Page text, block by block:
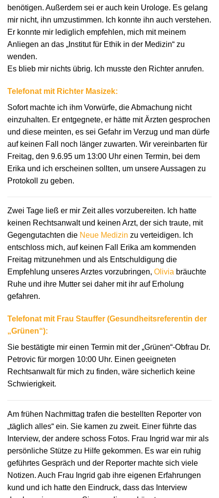
benötigen. Außerdem sei er auch kein Urologe. Es gelang
mir nicht, ihn umzustimmen. Ich konnte ihn auch verstehen.
Er konnte mir lediglich empfehlen, mich mit meinem
Anliegen an das „Institut für Ethik in der Medizin“ zu
wenden.
Es blieb mir nichts übrig. Ich musste den Richter anrufen.
Telefonat mit Richter Masizek:
Sofort machte ich ihm Vorwürfe, die Abmachung nicht
einzuhalten. Er entgegnete, er hätte mit Ärzten gesprochen
und diese meinten, es sei Gefahr im Verzug und man dürfe
auf keinen Fall noch länger zuwarten. Wir vereinbarten für
Freitag, den 9.6.95 um 13:00 Uhr einen Termin, bei dem
Erika und ich erscheinen sollten, um unsere Aussagen zu
Protokoll zu geben.
Zwei Tage ließ er mir Zeit alles vorzubereiten. Ich hatte
keinen Rechtsanwalt und keinen Arzt, der sich traute, mit
Gegengutachten die Neue Medizin zu verteidigen. Ich
entschloss mich, auf keinen Fall Erika am kommenden
Freitag mitzunehmen und als Entschuldigung die
Empfehlung unseres Arztes vorzubringen, Olivia bräuchte
Ruhe und ihre Mutter sei daher mit ihr auf Erholung
gefahren.
Telefonat mit Frau Stauffer (Gesundheitsreferentin der
„Grünen“):
Sie bestätigte mir einen Termin mit der „Grünen“-Obfrau Dr.
Petrovic für morgen 10:00 Uhr. Einen geeigneten
Rechtsanwalt für mich zu finden, wäre sicherlich keine
Schwierigkeit.
Am frühen Nachmittag trafen die bestellten Reporter von
„täglich alles“ ein. Sie kamen zu zweit. Einer führte das
Interview, der andere schoss Fotos. Frau Ingrid war mir als
persönliche Stütze zu Hilfe gekommen. Es war ein ruhig
geführtes Gespräch und der Reporter machte sich viele
Notizen. Auch Frau Ingrid gab ihre eigenen Erfahrungen
kund und ich hatte den Eindruck, dass das Interview